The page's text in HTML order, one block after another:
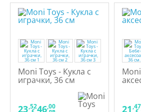
Moni Toys - Кукла с
играчки, 36 см
23,5246,00 21,47